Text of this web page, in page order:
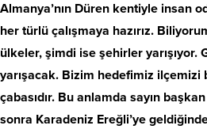
Almanya’nın Düren kentiyle insan
her türlü çalışmaya hazırız.
ülkeler, şimdi ise şehirler yarışıyor.
yarışacak. Bizim hedefimiz ilçemizi
çabasıdır. Bu anlamda sayın
sonra Karadeniz Ereğli’ye